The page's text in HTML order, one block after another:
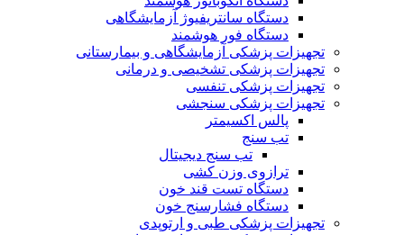
دستگاه سانتریفیوژ آزمایشگاهی
دستگاه فور هوشمند
تجهیزات پزشکی آزمایشگاهی و بیمارستانی
تجهیزات پزشکی تشخیصی و درمانی
تجهیزات پزشکی تنفسی
تجهیزات پزشکی سنجشی
پالس اکسیمتر
تب سنج
تب سنج دیجیتال
ترازوی وزن کشی
دستگاه تست قند خون
دستگاه فشارسنج خون
تجهیزات پزشکی طبی و ارتوپدی